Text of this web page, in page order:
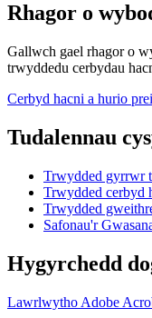
Rhagor o
Gallwch gael rhagor o
trwyddedu cerbydau
Cerbyd hacni a hurio
Tudalennau
Trwydded gyrrwr
Trwydded cerbyd
Trwydded
Safonau'r
Hygyrchedd
Lawrlwytho Adobe